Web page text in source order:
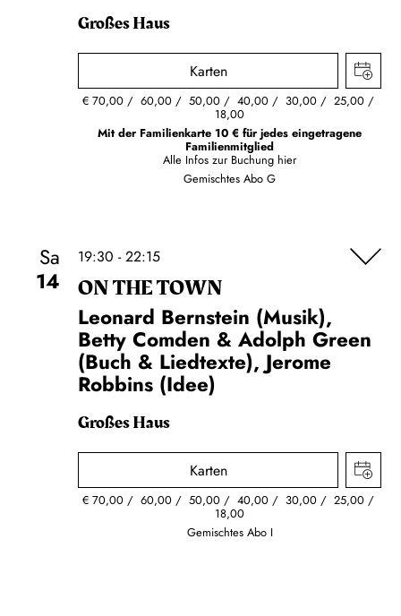
Großes Haus
Karten
€ 70,00 60,00 50,00 40,00 30,00 25,00
18,00
Mit der Familienkarte 10 € für jedes eingetragene
Familienmitglied
Alle Infos zur Buchung hier
Gemischtes Abo G
Sa
14
19:30 - 22:15
ON THE TOWN
Leonard Bernstein (Musik),
Betty Comden & Adolph Green
(Buch & Liedtexte), Jerome
Robbins (Idee)
Großes Haus
Karten
€ 70,00 60,00 50,00 40,00 30,00 25,00
18,00
Gemischtes Abo I